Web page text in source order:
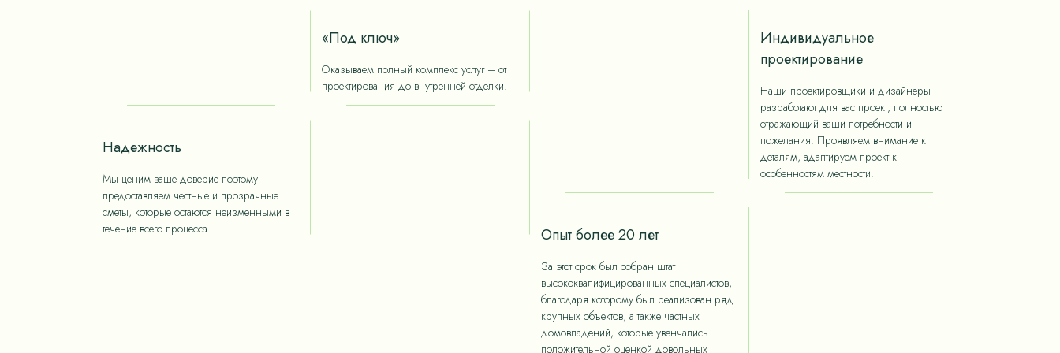
«Под ключ»
Оказываем полный комплекс услуг – от
проектирования до внутренней отделки.
Надежность
Мы ценим ваше доверие поэтому
предоставляем честные и прозрачные
сметы, которые остаются неизменными в
течение всего процесса.
Индивидуальное
проектирование
Наши проектировщики и дизайнеры
разработают для вас проект, полностью
отражающий ваши потребности и
пожелания. Проявляем внимание к
деталям, адаптируем проект к
особенностям местности.
Опыт более 20 лет
За этот срок был собран штат
высококвалифицированных специалистов,
благодаря которому был реализован ряд
крупных объектов, а также частных
домовладений, которые увенчались
положительной оценкой довольных